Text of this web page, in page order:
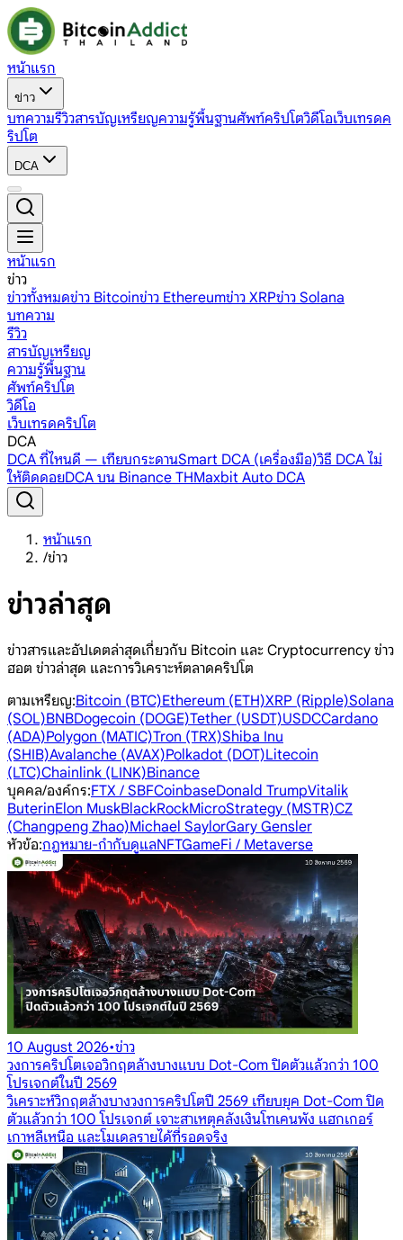
หน้าแรก
ข่าว
บทความรีวิวสารบัญเหรียญความรู้พื้นฐานศัพท์คริปโตวิดีโอเว็บเทรดค
ริปโต
DCA
หน้าแรก
ข่าว
ข่าวทั้งหมดข่าว Bitcoinข่าว Ethereumข่าว XRPข่าว Solana
บทความ
รีวิว
สารบัญเหรียญ
ความรู้พื้นฐาน
ศัพท์คริปโต
วิดีโอ
เว็บเทรดคริปโต
DCA
DCA ที่ไหนดี — เทียบกระดานSmart DCA (เครื่องมือ)วิธี DCA ไม่
ให้ติดดอยDCA บน Binance THMaxbit Auto DCA
หน้าแรก
/ข่าว
ข่าวล่าสุด
ข่าวสารและอัปเดตล่าสุดเกี่ยวกับ Bitcoin และ Cryptocurrency ข่าว
ฮอต ข่าวล่าสุด และการวิเคราะห์ตลาดคริปโต
ตามเหรียญ:Bitcoin (BTC)Ethereum (ETH)XRP (Ripple)Solana
(SOL)BNBDogecoin (DOGE)Tether (USDT)USDCCardano
(ADA)Polygon (MATIC)Tron (TRX)Shiba Inu
(SHIB)Avalanche (AVAX)Polkadot (DOT)Litecoin
(LTC)Chainlink (LINK)Binance
บุคคล/องค์กร:FTX / SBFCoinbaseDonald TrumpVitalik
ButerinElon MuskBlackRockMicroStrategy (MSTR)CZ
(Changpeng Zhao)Michael SaylorGary Gensler
หัวข้อ:กฎหมาย-กำกับดูแลNFTGameFi / Metaverse
10 August 2026•ข่าว
วงการคริปโตเจอวิกฤตล้างบางแบบ Dot-Com ปิดตัวแล้วกว่า 100
โปรเจกต์ในปี 2569
วิเคราะห์วิกฤตล้างบางวงการคริปโตปี 2569 เทียบยุค Dot-Com ปิด
ตัวแล้วกว่า 100 โปรเจกต์ เจาะสาเหตุคลังเงินโทเคนพัง แฮกเกอร์
เกาหลีเหนือ และโมเดลรายได้ที่รอดจริง